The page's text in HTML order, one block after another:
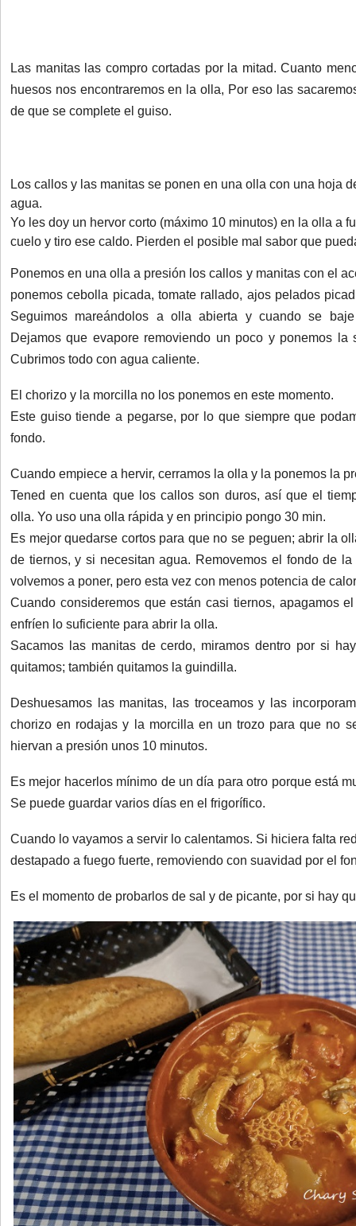
Las manitas las compro cortadas por la mitad. Cuanto
huesos nos encontraremos en la olla, Por eso las
de que se complete el guiso.
Los callos y las manitas se ponen en una olla con una hoja
agua.
Yo les doy un hervor corto (máximo 10 minutos) en la olla a
cuelo y tiro ese caldo. Pierden el posible mal sabor que
Ponemos en una olla a presión los callos y manitas con el
ponemos cebolla picada, tomate rallado, ajos pelados
Seguimos mareándolos a olla abierta y cuando se
Dejamos que evapore removiendo un poco y ponemos la
Cubrimos todo con agua caliente.
El chorizo y la morcilla no los ponemos en este momento.
Este guiso tiende a pegarse, por lo que siempre que
fondo.
Cuando empiece a hervir, cerramos la olla y la ponemos la
Tened en cuenta que los callos son duros, así que el
olla. Yo uso una olla rápida y en principio pongo 30 min.
Es mejor quedarse cortos para que no se peguen; abrir la
de tiernos, y si necesitan agua. Removemos el fondo de
volvemos a poner, pero esta vez con menos potencia de
Cuando consideremos que están casi tiernos, apagamos
enfríen lo suficiente para abrir la olla.
Sacamos las manitas de cerdo, miramos dentro por si
quitamos; también quitamos la guindilla.
Deshuesamos las manitas, las troceamos y las
chorizo en rodajas y la morcilla en un trozo para que no
hiervan a presión unos 10 minutos.
Es mejor hacerlos mínimo de un día para otro porque está
Se puede guardar varios días en el frigorífico.
Cuando lo vayamos a servir lo calentamos. Si hiciera falta
destapado a fuego fuerte, removiendo con suavidad por el
Es el momento de probarlos de sal y de picante, por si hay